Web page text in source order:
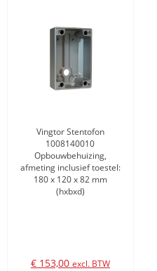
Vingtor Stentofon
1008140010
Opbouwbehuizing,
afmeting inclusief toestel:
180 x 120 x 82 mm
(hxbxd)
€ 153,00 excl. BTW